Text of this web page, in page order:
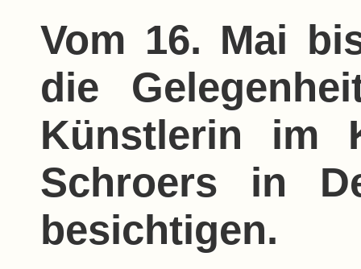
Vom 16. Mai
die
Künstlerin im
Schroers in
besichtigen.